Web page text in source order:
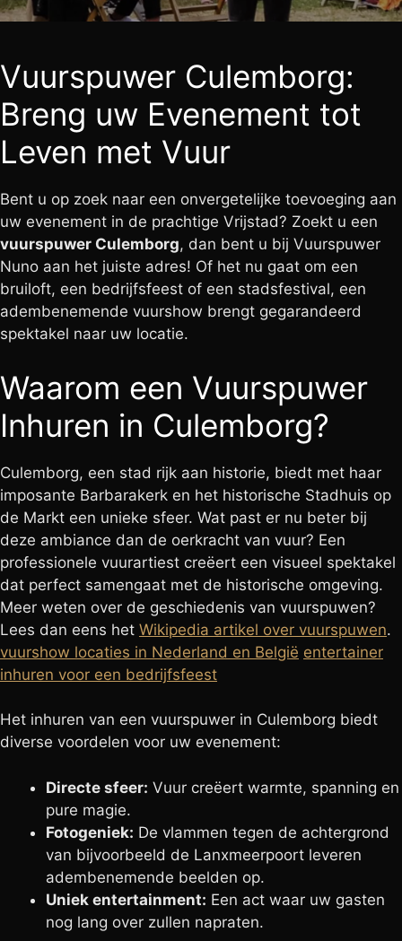
Vuurspuwer Culemborg:
Breng uw Evenement tot
Leven met Vuur
Bent u op zoek naar een onvergetelijke toevoeging aan
uw evenement in de prachtige Vrijstad? Zoekt u een
vuurspuwer Culemborg, dan bent u bij Vuurspuwer
Nuno aan het juiste adres! Of het nu gaat om een
bruiloft, een bedrijfsfeest of een stadsfestival, een
adembenemende vuurshow brengt gegarandeerd
spektakel naar uw locatie.
Waarom een Vuurspuwer
Inhuren in Culemborg?
Culemborg, een stad rijk aan historie, biedt met haar
imposante Barbarakerk en het historische Stadhuis op
de Markt een unieke sfeer. Wat past er nu beter bij
deze ambiance dan de oerkracht van vuur? Een
professionele vuurartiest creëert een visueel spektakel
dat perfect samengaat met de historische omgeving.
Meer weten over de geschiedenis van vuurspuwen?
Lees dan eens het Wikipedia artikel over vuurspuwen.
vuurshow locaties in Nederland en België entertainer
inhuren voor een bedrijfsfeest
Het inhuren van een vuurspuwer in Culemborg biedt
diverse voordelen voor uw evenement:
Directe sfeer: Vuur creëert warmte, spanning en
pure magie.
Fotogeniek: De vlammen tegen de achtergrond
van bijvoorbeeld de Lanxmeerpoort leveren
adembenemende beelden op.
Uniek entertainment: Een act waar uw gasten
nog lang over zullen napraten.